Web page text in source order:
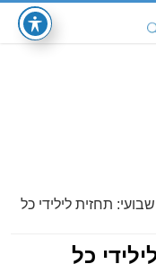
תחזית לילידי כל
כל